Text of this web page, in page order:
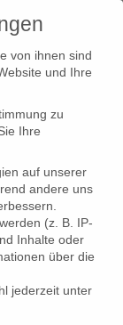
von ihnen sind
und Ihre
zu
Ihre
auf unserer
andere uns
(z. B. IP-
Inhalte oder
über die
jederzeit unter